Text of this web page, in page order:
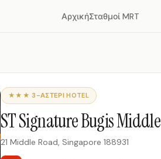
ΑρχικήΣταθμοί MRT
★★★ 3-ΑΣΤΈΡΙ HOTEL
ST Signature Bugis Middle
21 Middle Road, Singapore 188931